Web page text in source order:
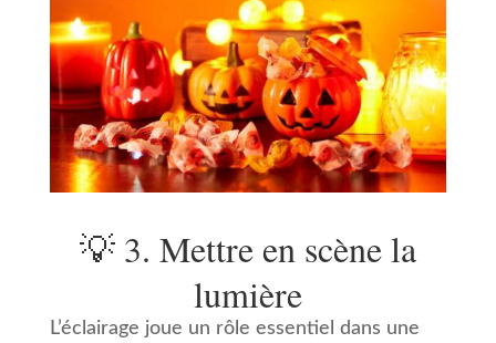
💡 3. Mettre en scène la
lumière
L’éclairage joue un rôle essentiel dans une